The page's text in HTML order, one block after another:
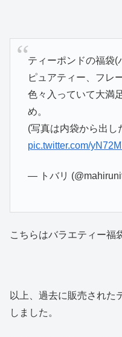
ティーポンドの福袋(
ピュアティー、フレ
色々入っていて大満
め。
(写真は内袋から出し
pic.twitter.com/
— トバリ
こちらはバラエティー福
以上、過去に販売された
しました。